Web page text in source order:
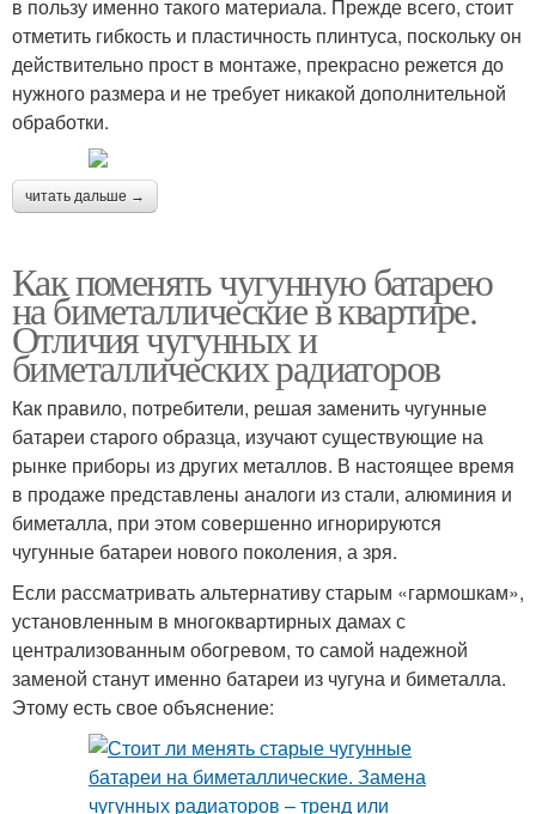
в пользу именно такого материала. Прежде всего, стоит
отметить гибкость и пластичность плинтуса, поскольку он
действительно прост в монтаже, прекрасно режется до
нужного размера и не требует никакой дополнительной
обработки.
читать дальше →
Как поменять чугунную батарею
на биметаллические в квартире.
Отличия чугунных и
биметаллических радиаторов
Как правило, потребители, решая заменить чугунные
батареи старого образца, изучают существующие на
рынке приборы из других металлов. В настоящее время
в продаже представлены аналоги из стали, алюминия и
биметалла, при этом совершенно игнорируются
чугунные батареи нового поколения, а зря.
Если рассматривать альтернативу старым «гармошкам»,
установленным в многоквартирных дамах с
централизованным обогревом, то самой надежной
заменой станут именно батареи из чугуна и биметалла.
Этому есть свое объяснение: